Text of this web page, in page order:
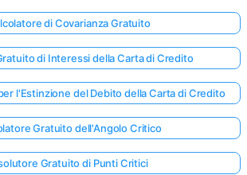
di Covarianza Gratuito
di Interessi della Carta di Credito
l'Estinzione del Debito della Carta di Credito
Gratuito dell'Angolo Critico
Gratuito di Punti Critici